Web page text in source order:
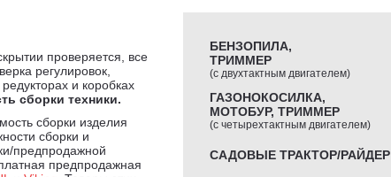
проверяется, все
регулировок,
и коробках
сборки техники.
сборки изделия
сборки и
предпродажной
предпродажная
БЕНЗОПИЛА,
ТРИММЕР
(с двухтактным двигателем)
ГАЗОНОКОСИЛКА,
МОТОБУР, ТРИММЕР
(с четырехтактным двигателем)
САДОВЫЕ ТРАКТОР/РАЙДЕР